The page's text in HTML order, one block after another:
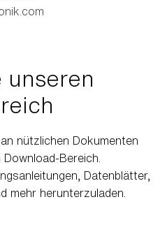
unseren
nützlichen Dokumenten
Bereich.
Datenblätter,
mehr herunterzuladen.